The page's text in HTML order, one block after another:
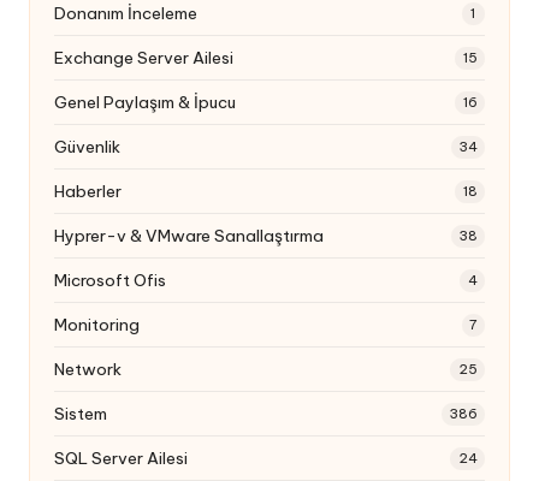
Donanım İnceleme 1
Exchange Server Ailesi 15
Genel Paylaşım & İpucu 16
Güvenlik 34
Haberler 18
Hyprer-v & VMware Sanallaştırma 38
Microsoft Ofis 4
Monitoring 7
Network 25
Sistem 386
SQL Server Ailesi 24